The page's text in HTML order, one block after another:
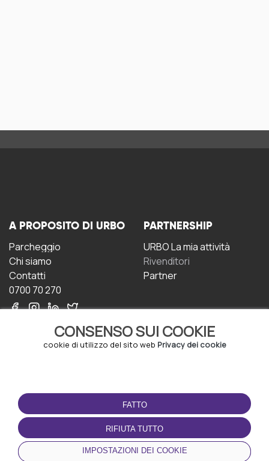
CONSENSO SUI COOKIE
cookie di utilizzo del sito web Privacy dei cookie
FATTO
RIFIUTA TUTTO
IMPOSTAZIONI DEI COOKIE
A PROPOSITO DI URBO
Parcheggio
Chi siamo
Contatti
0700 70 270
PARTNERSHIP
URBO La mia attività
Rivenditori
Partner
CONDIZIONI D'USO
Termini e Condizioni
Politica sulla riservatezza
Gestione dei Cookie
SCARICA L'APP